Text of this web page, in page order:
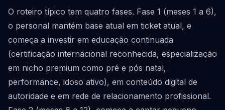
O roteiro típico tem quatro fases. Fase 1 (meses 1 a 6),
o personal mantém base atual em ticket atual, e
começa a investir em educação continuada
(certificação internacional reconhecida, especialização
em nicho premium como pré e pós natal,
performance, idoso ativo), em conteúdo digital de
autoridade e em rede de relacionamento profissional.